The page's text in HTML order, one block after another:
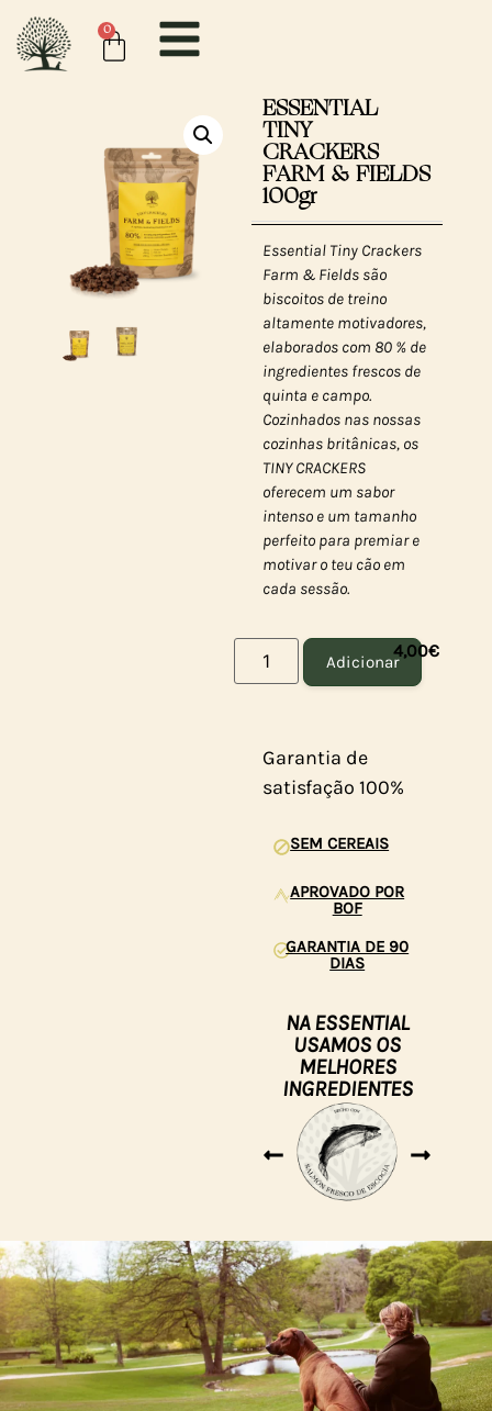
0
ESSENTIAL
TINY
CRACKERS
FARM & FIELDS
100gr
Essential Tiny Crackers
Farm & Fields são
biscoitos de treino
altamente motivadores,
elaborados com 80 % de
ingredientes frescos de
quinta e campo.
Cozinhados nas nossas
cozinhas britânicas, os
TINY CRACKERS
oferecem um sabor
intenso e um tamanho
perfeito para premiar e
motivar o teu cão em
cada sessão.
Adicionar
4,00€
Garantia de
satisfação 100%
SEM CEREAIS
APROVADO POR
BOF
GARANTIA DE 90
DIAS
NA ESSENTIAL
USAMOS OS
MELHORES
INGREDIENTES